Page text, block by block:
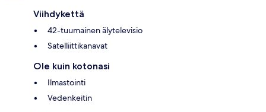
Viihdykettä
42-tuumainen älytelevisio
Satelliittikanavat
Ole kuin kotonasi
Ilmastointi
Vedenkeitin